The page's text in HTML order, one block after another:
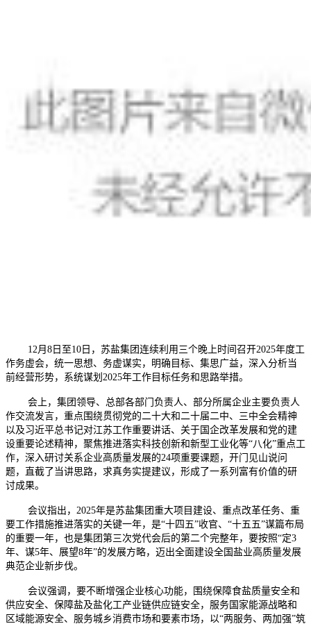
12月8日至10日，苏盐集团连续利用三个晚上时间召开2025年度工
作务虚会，统一思想、务虚谋实，明确目标、集思广益，深入分析当
前经营形势，系统谋划2025年工作目标任务和思路举措。
会上，集团领导、总部各部门负责人、部分所属企业主要负责人
作交流发言，重点围绕贯彻党的二十大和二十届二中、三中全会精神
以及习近平总书记对江苏工作重要讲话、关于国企改革发展和党的建
设重要论述精神，聚焦推进落实科技创新和新型工业化等“八化”重点工
作，深入研讨关系企业高质量发展的24项重要课题，开门见山说问
题，直截了当讲思路，求真务实提建议，形成了一系列富有价值的研
讨成果。
会议指出，2025年是苏盐集团重大项目建设、重点改革任务、重
要工作措施推进落实的关键一年，是“十四五”收官、“十五五”谋篇布局
的重要一年，也是集团第三次党代会后的第二个完整年，要按照“定3
年、谋5年、展望8年”的发展方略，迈出全面建设全国盐业高质量发展
典范企业新步伐。
会议强调，要不断增强企业核心功能，围绕保障食盐质量安全和
供应安全、保障盐及盐化工产业链供应链安全，服务国家能源战略和
区域能源安全、服务城乡消费市场和要素市场，以“两服务、两加强”筑